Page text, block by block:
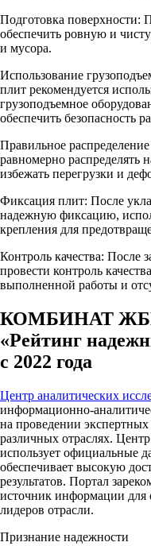
Подготовка поверхности:
обеспечить ровную и
и мусора.
Использование
плит рекомендуется
грузоподъемное
обеспечить безопасность
Правильное
равномерно распределять
избежать перегрузки и
Фиксация плит: После
надежную фиксацию,
крепления для
Контроль качества: После
провести контроль
выполненной работы и
КОМБИНАТ
«Рейтинг
с 2022 года
Центр аналитических
информационно-
на проведении
различных отраслях.
использует официальные
обеспечивает высокую
результатов. Портал
источник информации для
лидеров отрасли.
Признание надежности